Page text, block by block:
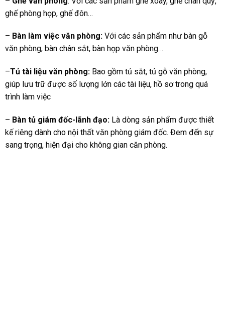
ghế phòng họp, ghế đôn…
– Bàn làm việc văn phòng:Với các sản phẩm như bàn gỗ
văn phòng, bàn chân sắt, bàn họp văn phòng…
–Tủ tài liệu văn phòng:Bao gồm tủ sắt, tủ gỗ văn phòng,
giúp lưu trữ được số lượng lớn các tài liệu, hồ sơ trong quá
trình làm việc
– Bàn tủ giám đốc-lãnh đạo:Là dòng sản phẩm được thiết
kế riêng dành cho nội thất văn phòng giám đốc. Đem đến sự
sang trọng, hiện đại cho không gian căn phòng.